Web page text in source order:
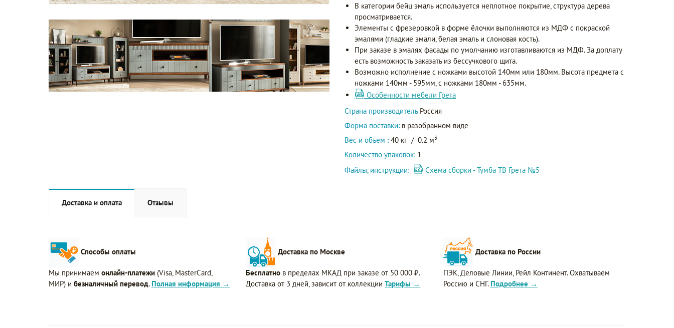
В категории бейц эмаль используется неплотное покрытие, структура дерева
просматривается.
Элементы с фрезеровкой в форме ёлочки выполняются из МДФ с покраской
эмалями (гладкие эмали, белая эмаль и слоновая кость).
При заказе в эмалях фасады по умолчанию изготавливаются из МДФ. За доплату
есть возможность заказать из бессучкового щита.
Возможно исполнение с ножками высотой 140мм или 180мм. Высота предмета с
ножками 140мм - 595мм, с ножками 180мм - 635мм.
Особенности мебели Грета
Страна производитель Россия
Форма поставки: в разобранном виде
Вес и объем : 40 кг / 0.2 м3
Количество упаковок: 1
Файлы, инструкции:
Схема сборки - Тумба ТВ Грета №5
Доставка и оплата Отзывы
Способы оплаты
Мы принимаем онлайн-платежи (Visa, MasterCard,
МИР) и безналичный перевод. Полная информация →
Доставка по Москве
Бесплатно в пределах МКАД при заказе от 50 000 ₽.
Доставка от 3 дней, зависит от коллекцииТарифы →
Доставка по России
ПЭК, Деловые Линии, Рейл Континент. Охватываем
Россию и СНГ. Подробнее →